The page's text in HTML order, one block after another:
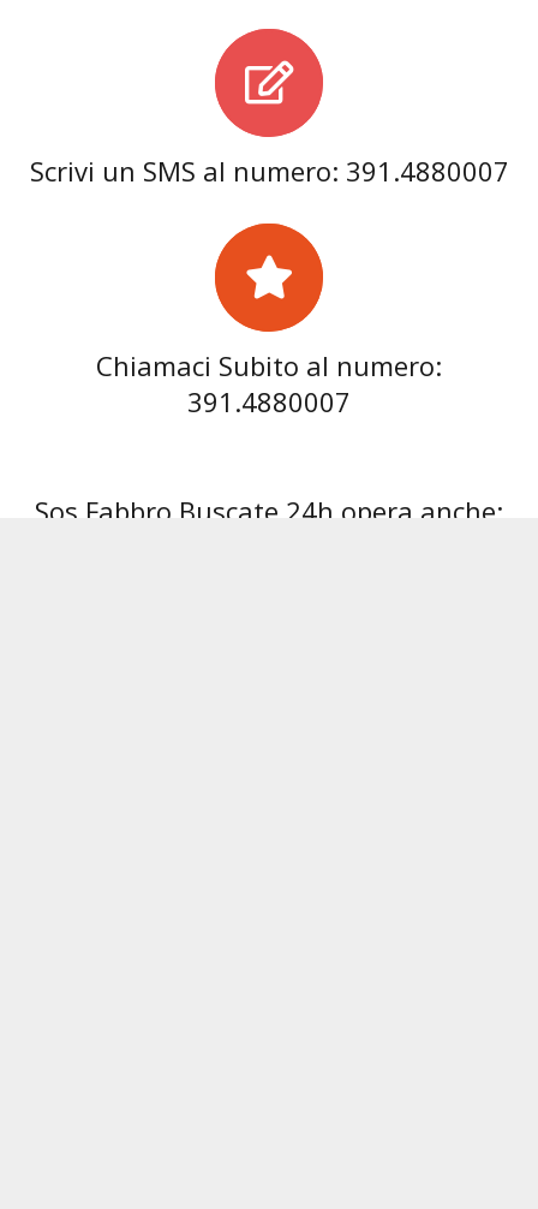
Scrivi un SMS al numero: 391.4880007
Chiamaci Subito al numero:
391.4880007
Sos Fabbro Buscate 24h opera anche: